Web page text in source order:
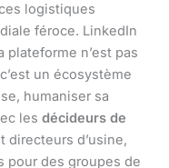
logistiques
féroce. LinkedIn
plateforme n’est pas
un écosystème
humaniser sa
les décideurs de
directeurs d’usine,
pour des groupes de